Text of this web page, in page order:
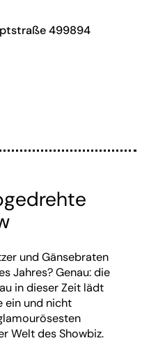
499894
und Gänsebraten
Jahres? Genau: die
in dieser Zeit lädt
ein und nicht
Welt des Showbiz.